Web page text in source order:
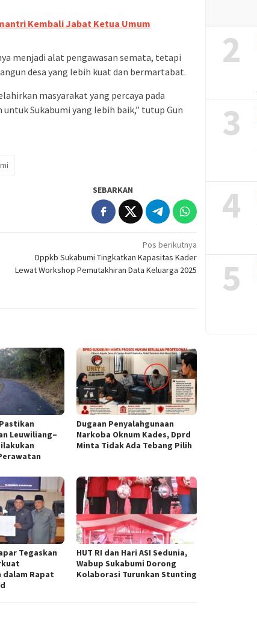
Kembali Jabat Ketua Umum
menjadi alat pengawasan semata, tetapi
desa yang lebih kuat dan bermartabat.
masyarakat yang percaya pada
Sukabumi yang lebih baik,” tutup Gun
SEBARKAN
Pos berikutnya
Dppkb Sukabumi Tingkatkan Kapasitas Kader
Lewat Workshop Pemutakhiran Data Keluarga 2025
Leuwiliang–
Dugaan Penyalahgunaan
Narkoba Oknum Kades, Dprd
Minta Tidak Ada Tebang Pilih
Tegaskan
dalam Rapat
HUT RI dan Hari ASI Sedunia,
Wabup Sukabumi Dorong
Kolaborasi Turunkan Stunting
2
3
4
5